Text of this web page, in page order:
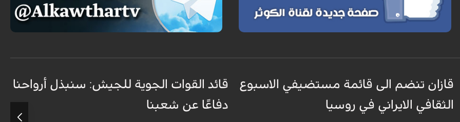
قازان تنضم الى قائمة مستضيفي الاسبوع
الثقافي الايراني في روسيا
قائد القوات الجوية للجيش: سنبذل أرواحنا
دفاعًا عن شعبنا